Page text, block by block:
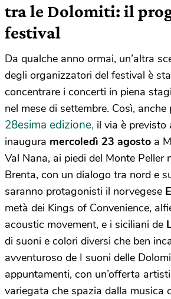
tra le Dolomiti: il
festival
Da qualche anno ormai, un’altra
degli organizzatori del festival è
concentrare i concerti in piena
nel mese di settembre. Così, anche
28esima edizione, il via è previsto
inaugura mercoledì 23 agosto a
Val Nana, ai piedi del Monte Peller
Brenta, con un dialogo tra nord e
saranno protagonisti il norvegese
metà dei Kings of Convenience,
acoustic movement, e i siciliani de
di suoni e colori diversi che ben
avventuroso de I suoni delle
appuntamenti, con un’offerta
variegata che spazia dalla musica